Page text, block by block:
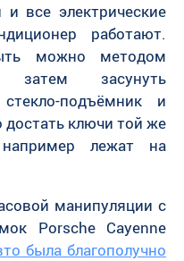
и все электрические
работают.
можно методом
затем засунуть
подъёмник и
ключи той же
лежат на
манипуляции с
Porsche Cayenne
была благополучно